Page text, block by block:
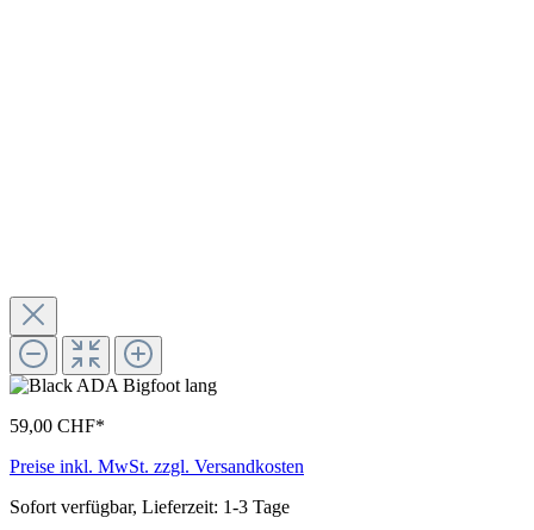
59,00 CHF*
Preise inkl. MwSt. zzgl. Versandkosten
Sofort verfügbar, Lieferzeit: 1-3 Tage